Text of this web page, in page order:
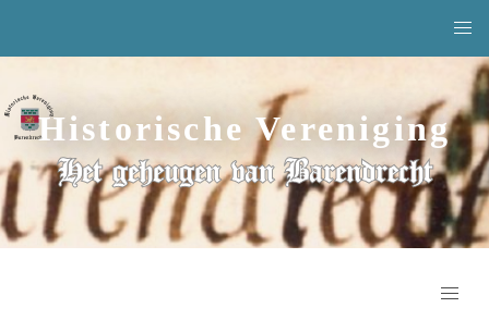
Historische Vereniging
Het geheugen van Barendrecht